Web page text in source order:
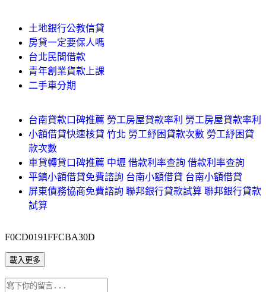
土地銀行公教信貸
房貸一定要保人嗎
台北民間借款
青年創業貨款上課
二手車分期
台南貸款口碑推薦 勞工房屋貸款率利 勞工房屋貸款率利
小額借貸快速核貸 竹北 勞工紓困貸款次數 勞工紓困貸
款次數
車貸轉貸口碑推薦 中壢 借款利率查詢 借款利率查詢
平鎮小額借貸免費諮詢 台南小額借貸 台南小額借貸
屏東債務協商免費諮詢 聯邦銀行貸款試算 聯邦銀行貸款
試算
F0CD0191FFCBA30D
載入更多